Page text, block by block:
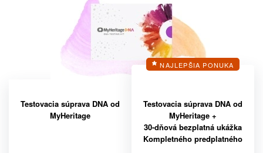
Testovacia súprava DNA od
MyHeritage
NAJLEPŠIA PONUKA
Testovacia súprava DNA od
MyHeritage +
30-dňová bezplatná ukážka
Kompletného predplatného